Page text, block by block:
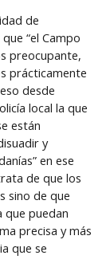
de
“el Campo
preocupante,
prácticamente
desde
local la que
están
y
en ese
de que los
sino de que
que puedan
precisa y más
que se